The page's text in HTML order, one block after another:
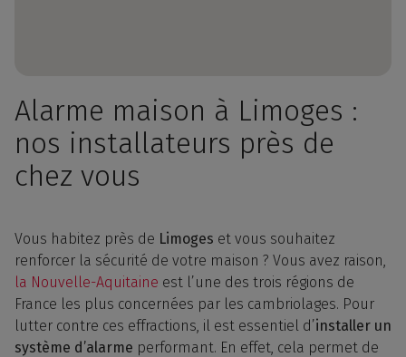
Alarme maison à Limoges :
nos installateurs près de
chez vous
Vous habitez près de Limoges et vous souhaitez
renforcer la sécurité de votre maison ? Vous avez raison,
la Nouvelle-Aquitaine est l’une des trois régions de
France les plus concernées par les cambriolages. Pour
lutter contre ces effractions, il est essentiel d’installer un
système d’alarme performant. En effet, cela permet de